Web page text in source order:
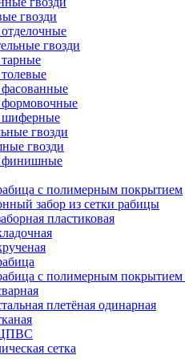
гвозди
гвозди
фасованные
формовочные
шиферные
гвозди
гвозди
финишные
с полимерным покрытием
забор из сетки рабицы
пластиковая
с полимерным покрытием
плетёная одинарная
сетка